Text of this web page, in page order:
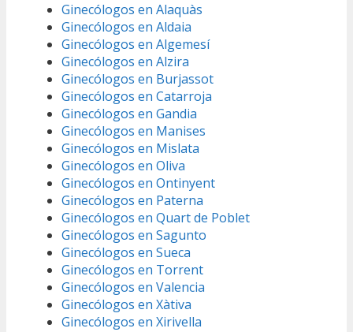
Ginecólogos en Alaquàs
Ginecólogos en Aldaia
Ginecólogos en Algemesí
Ginecólogos en Alzira
Ginecólogos en Burjassot
Ginecólogos en Catarroja
Ginecólogos en Gandia
Ginecólogos en Manises
Ginecólogos en Mislata
Ginecólogos en Oliva
Ginecólogos en Ontinyent
Ginecólogos en Paterna
Ginecólogos en Quart de Poblet
Ginecólogos en Sagunto
Ginecólogos en Sueca
Ginecólogos en Torrent
Ginecólogos en Valencia
Ginecólogos en Xàtiva
Ginecólogos en Xirivella